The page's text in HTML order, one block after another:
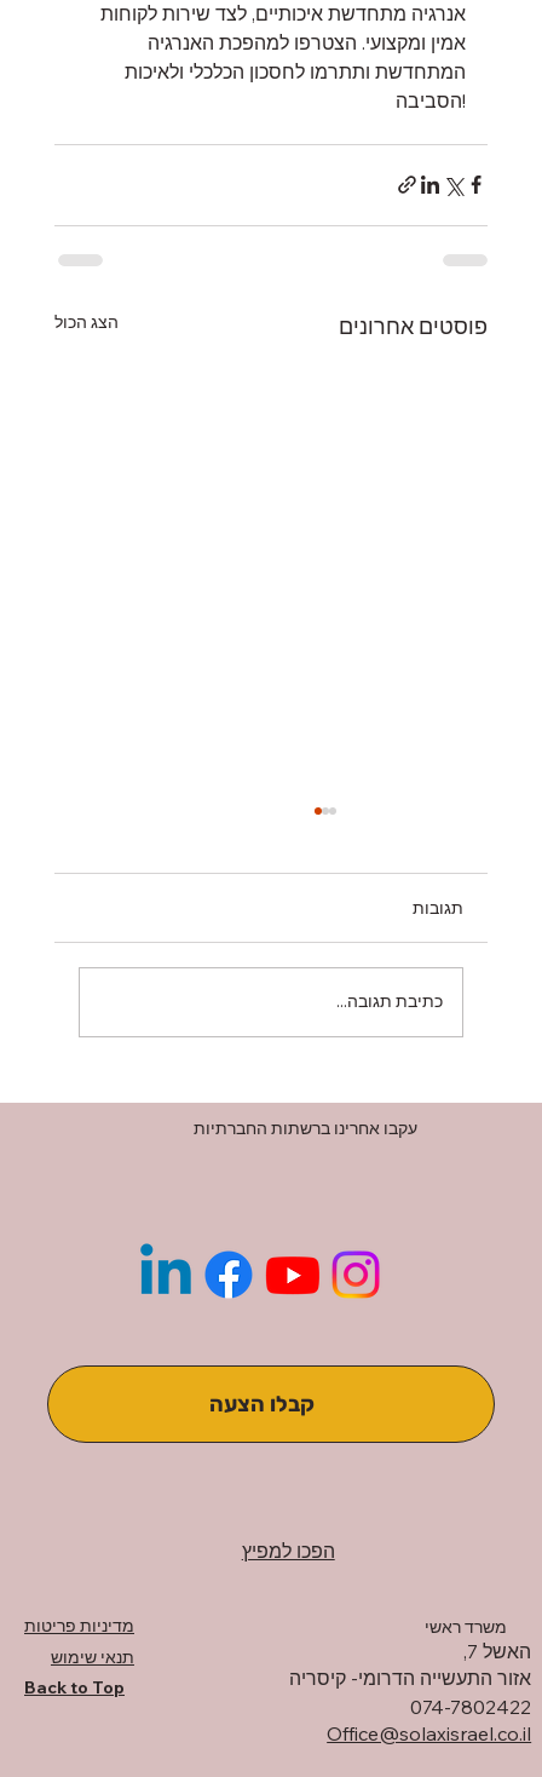
אנרגיה מתחדשת איכותיים, לצד שירות לקוחות
אמין ומקצועי. הצטרפו למהפכת האנרגיה
המתחדשת ותתרמו לחסכון הכלכלי ולאיכות
הסביבה!
פוסטים אחרונים הצג הכול
תגובות
כתיבת תגובה...
עקבו אחרינו ברשתות החברתיות
קבלו הצעה
הפכו למפיץ
מדיניות פריטות
Back to Top
משרד ראשי
האשל 7,
אזור התעשייה הדרומי- קיסריה
074-7802422
Office@solaxisrael.co.il
תנאי שימוש